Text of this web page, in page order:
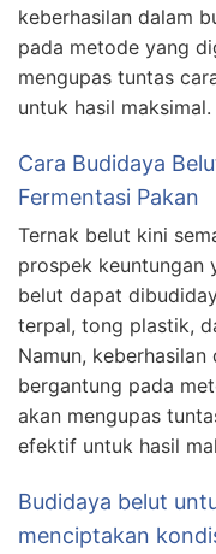
keberhasilan dalam
pada metode yang
mengupas tuntas
untuk hasil
Cara Budidaya
Fermentasi Pakan
Ternak belut kini
prospek keuntungan
belut dapat
terpal, tong plastik,
Namun,
bergantung pada
akan mengupas
efektif untuk hasil
Budidaya belut
menciptakan